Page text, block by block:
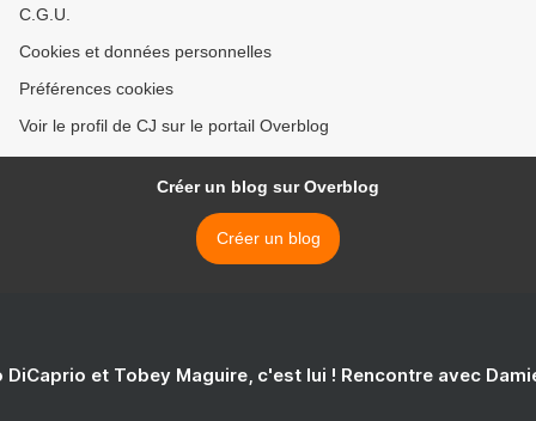
C.G.U.
Cookies et données personnelles
Préférences cookies
Voir le profil de CJ sur le portail Overblog
Créer un blog sur Overblog
Créer un blog
DiCaprio et Tobey Maguire, c'est lui ! Rencontre avec